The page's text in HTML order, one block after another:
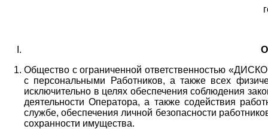
Общество с ограниченной ответственностью
с персональными Работников, а также всех
исключительно в целях обеспечения соблюдения
деятельности Оператора,а также содействия
службе, обеспечения личной безопасности
сохранности имущества.